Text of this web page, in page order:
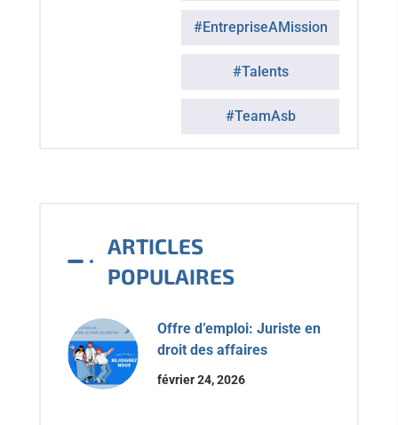
#EntrepriseAMission
#Talents
#TeamAsb
ARTICLES
POPULAIRES
Offre d’emploi: Juriste en
droit des affaires
février 24, 2026